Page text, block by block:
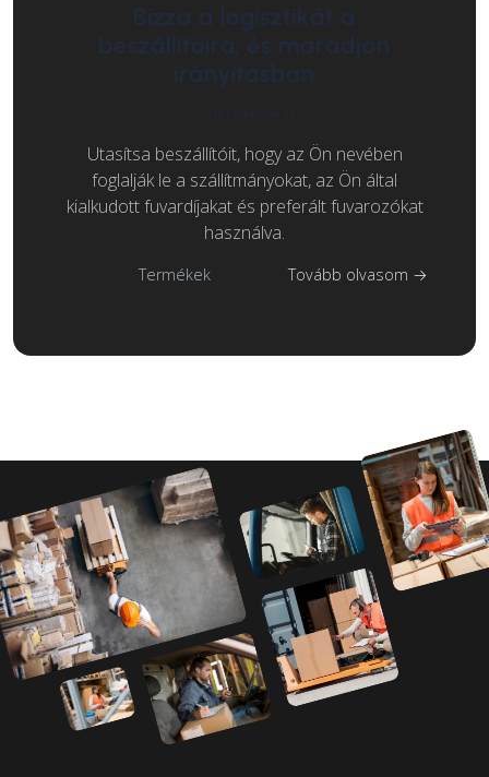
Bízza a logisztikát a
beszállítóira, és maradjon
irányításban
Tanel Vaarmann
Utasítsa beszállítóit, hogy az Ön nevében
foglalják le a szállítmányokat, az Ön által
kialkudott fuvardíjakat és preferált fuvarozókat
használva.
Termékek Tovább olvasom →